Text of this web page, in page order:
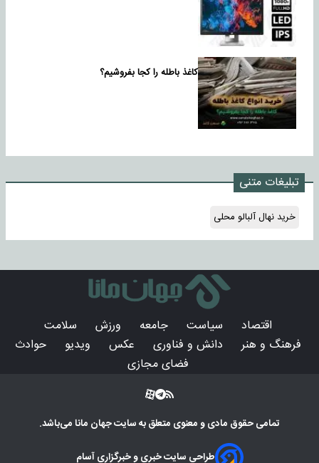
کاغذ باطله را کجا بفروشیم؟
تبلیغات متنی
خرید نهال آلبالو محلی
اقتصاد سیاست جامعه ورزش
سلامت
فرهنگ و هنر
دانش و فناوری عکس ویدیو
حوادث
فضای مجازی
تمامی حقوق مادی و معنوی متعلق به سایتجهان مانامی‌باشد.
طراحی سایت خبری و خبرگزاری آسام